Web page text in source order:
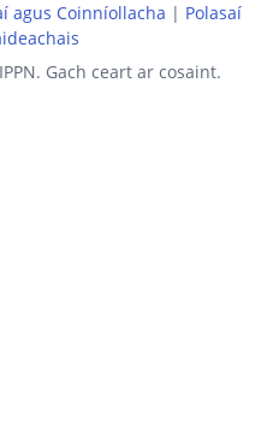
agus Coinníollacha | Polasaí
Gach ceart ar cosaint.